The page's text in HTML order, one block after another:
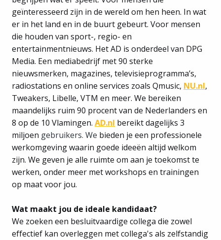
geïnteresseerd zijn in de wereld om hen heen. In wat
er in het land en in de buurt gebeurt. Voor mensen
die houden van sport-, regio- en
entertainmentnieuws. Het AD is onderdeel van DPG
Media. Een mediabedrijf met 90 sterke
nieuwsmerken, magazines, televisieprogramma’s,
radiostations en online services zoals Qmusic, NU.nl,
Tweakers, Libelle, VTM en meer. We bereiken
maandelijks ruim 90 procent van de Nederlanders en
8 op de 10 Vlamingen. AD.nl bereikt dagelijks 3
miljoen gebruikers. We bieden je een professionele
werkomgeving waarin goede ideeën altijd welkom
zijn. We geven je alle ruimte om aan je toekomst te
werken, onder meer met workshops en trainingen
op maat voor jou.
Wat maakt jou de ideale kandidaat?
We zoeken een besluitvaardige collega die zowel
effectief kan overleggen met collega's als zelfstandig